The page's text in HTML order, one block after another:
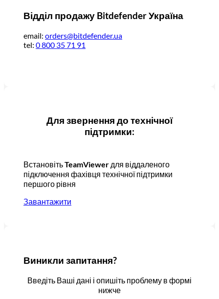
Відділ продажу Bitdefender Україна
email: orders@bitdefender.ua
tel: 0 800 35 71 91
Для звернення до технічної
підтримки:
ВстановітьTeamViewer для віддаленого
підключення фахівця технічної підтримки
першого рівня
Завантажити
Виникли запитання?
Введіть Ваші дані і опишіть проблему в формі
нижче